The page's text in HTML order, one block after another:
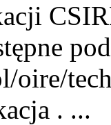
oire/
. ...